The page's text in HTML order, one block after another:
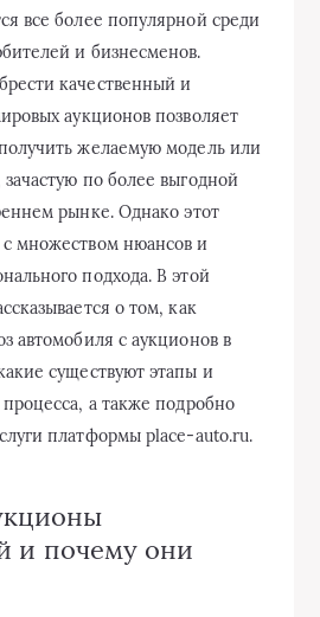
все более популярной среди
и бизнесменов.
качественный и
аукционов позволяет
желаемую модель или
по более выгодной
рынке. Однако этот
множеством нюансов и
подхода. В этой
о том, как
автомобиля с аукционов в
существуют этапы и
а также подробно
платформы place-auto.ru.
и почему они